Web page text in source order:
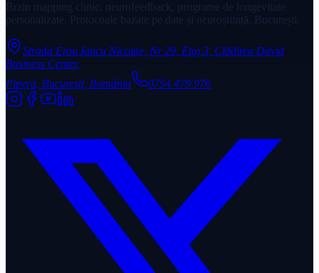
Brain mapping clinic, neurofeedback, programe de longevitate
personalizate. Protocoale bazate pe date și neuroștiință. București.
Strada Erou Iancu Nicolae, Nr 29, Etaj 3, Clădirea David
Business Center,
Pipera, București, România
0754 479 976